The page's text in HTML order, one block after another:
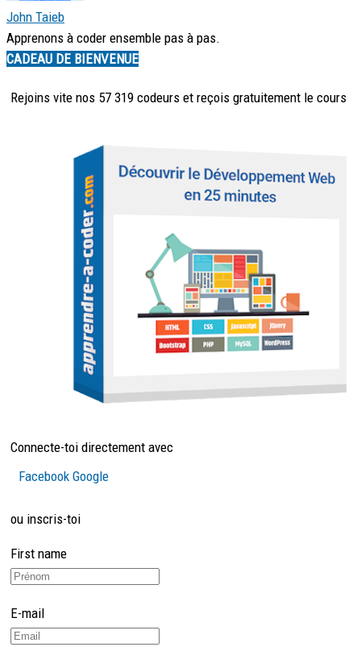
John Taieb
Apprenons à coder ensemble pas à pas.
CADEAU DE BIENVENUE
Rejoins vite nos 57 319 codeurs et reçois gratuitement le cours
Connecte-toi directement avec
Facebook Google
ou inscris-toi
First name
E-mail